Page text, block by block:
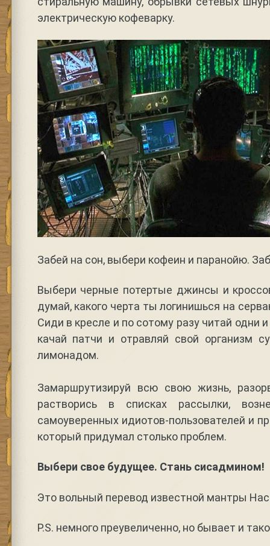
электрическую кофеварку.
Забей на сон, выбери кофеин и паранойю.
Выбери черные потертые джинсы и
думай, какого черта ты логинишься на
Сиди в кресле и по сотому разу читай одни
качай патчи и отравляй свой организм
лимонадом.
Замаршрутизируй всю свою жизнь,
растворись в списках рассылки,
самоуверенных идиотов-пользователей и
который придумал столько проблем.
Выбери свое будущее. Стань сисадмином!
Это вольный перевод известной мантры
P.S. немного преувеличенно, но бывает и